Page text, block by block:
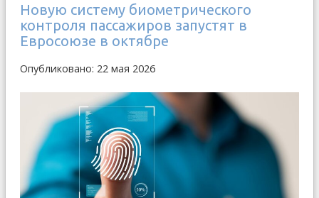
Новую систему биометрического
контроля пассажиров запустят в
Евросоюзе в октябре
Опубликовано: 22 мая 2026